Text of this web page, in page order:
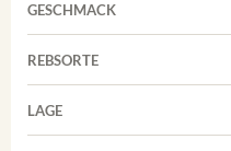
Rosé
Weißwein
GESCHMACK
Trocken
REBSORTE
Chardonnay
LAGE
Achkarrer Schlossberg